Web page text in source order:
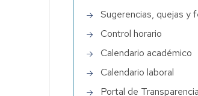
Sugerencias, quejas y
Control horario
Calendario académico
Calendario laboral
Portal de Transparencia